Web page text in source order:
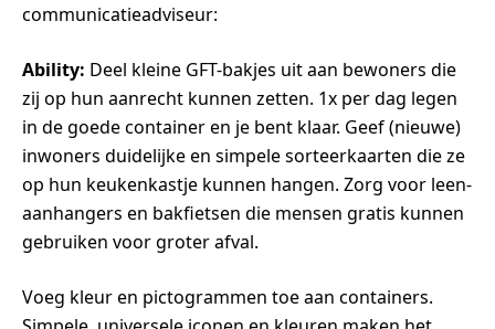
communicatieadviseur:
Ability: Deel kleine GFT-bakjes uit aan bewoners die
zij op hun aanrecht kunnen zetten. 1x per dag legen
in de goede container en je bent klaar. Geef (nieuwe)
inwoners duidelijke en simpele sorteerkaarten die ze
op hun keukenkastje kunnen hangen. Zorg voor leen-
aanhangers en bakfietsen die mensen gratis kunnen
gebruiken voor groter afval.
Voeg kleur en pictogrammen toe aan containers.